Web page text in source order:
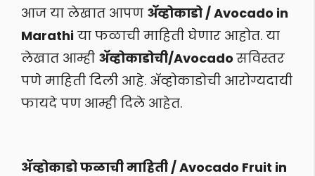
आज या लेखात आपण अ‍ॅव्होकाडो / Avocado in
Marathi या फळाची माहिती घेणार आहोत. या
लेखात आम्ही अ‍ॅव्होकाडोची/Avocado सविस्तर
पणे माहिती दिली आहे. अ‍ॅव्होकाडोची आरोग्यदायी
फायदे पण आम्ही दिले आहेत.
ॲव्होकाडो फळाची माहिती / Avocado Fruit in